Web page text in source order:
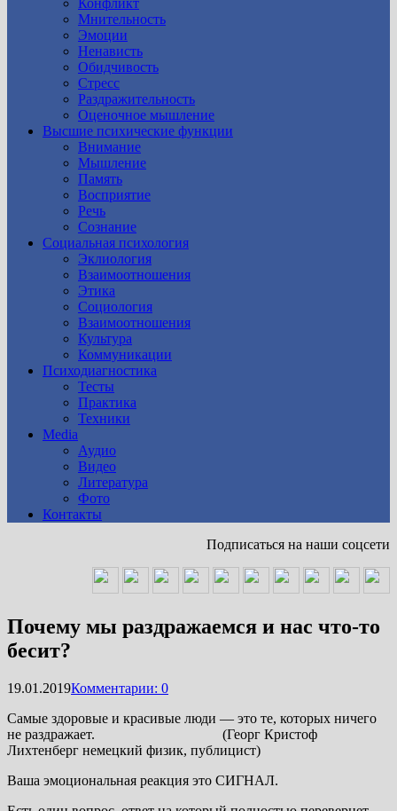
Конфликт
Мнительность
Эмоции
Ненависть
Обидчивость
Стресс
Раздражительность
Оценочное мышление
Высшие психические функции
Внимание
Мышление
Память
Восприятие
Речь
Сознание
Социальная психология
Эклиология
Взаимоотношения
Этика
Социология
Взаимоотношения
Культура
Коммуникации
Психодиагностика
Тесты
Практика
Техники
Media
Аудио
Видео
Литература
Фото
Контакты
Подписаться на наши соцсети
Почему мы раздражаемся и нас что-то
бесит?
19.01.2019Комментарии: 0
Самые здоровые и красивые люди — это те, которых ничего
не раздражает. (Георг Кристоф
Лихтенберг немецкий физик, публицист)
Ваша эмоциональная реакция это СИГНАЛ.